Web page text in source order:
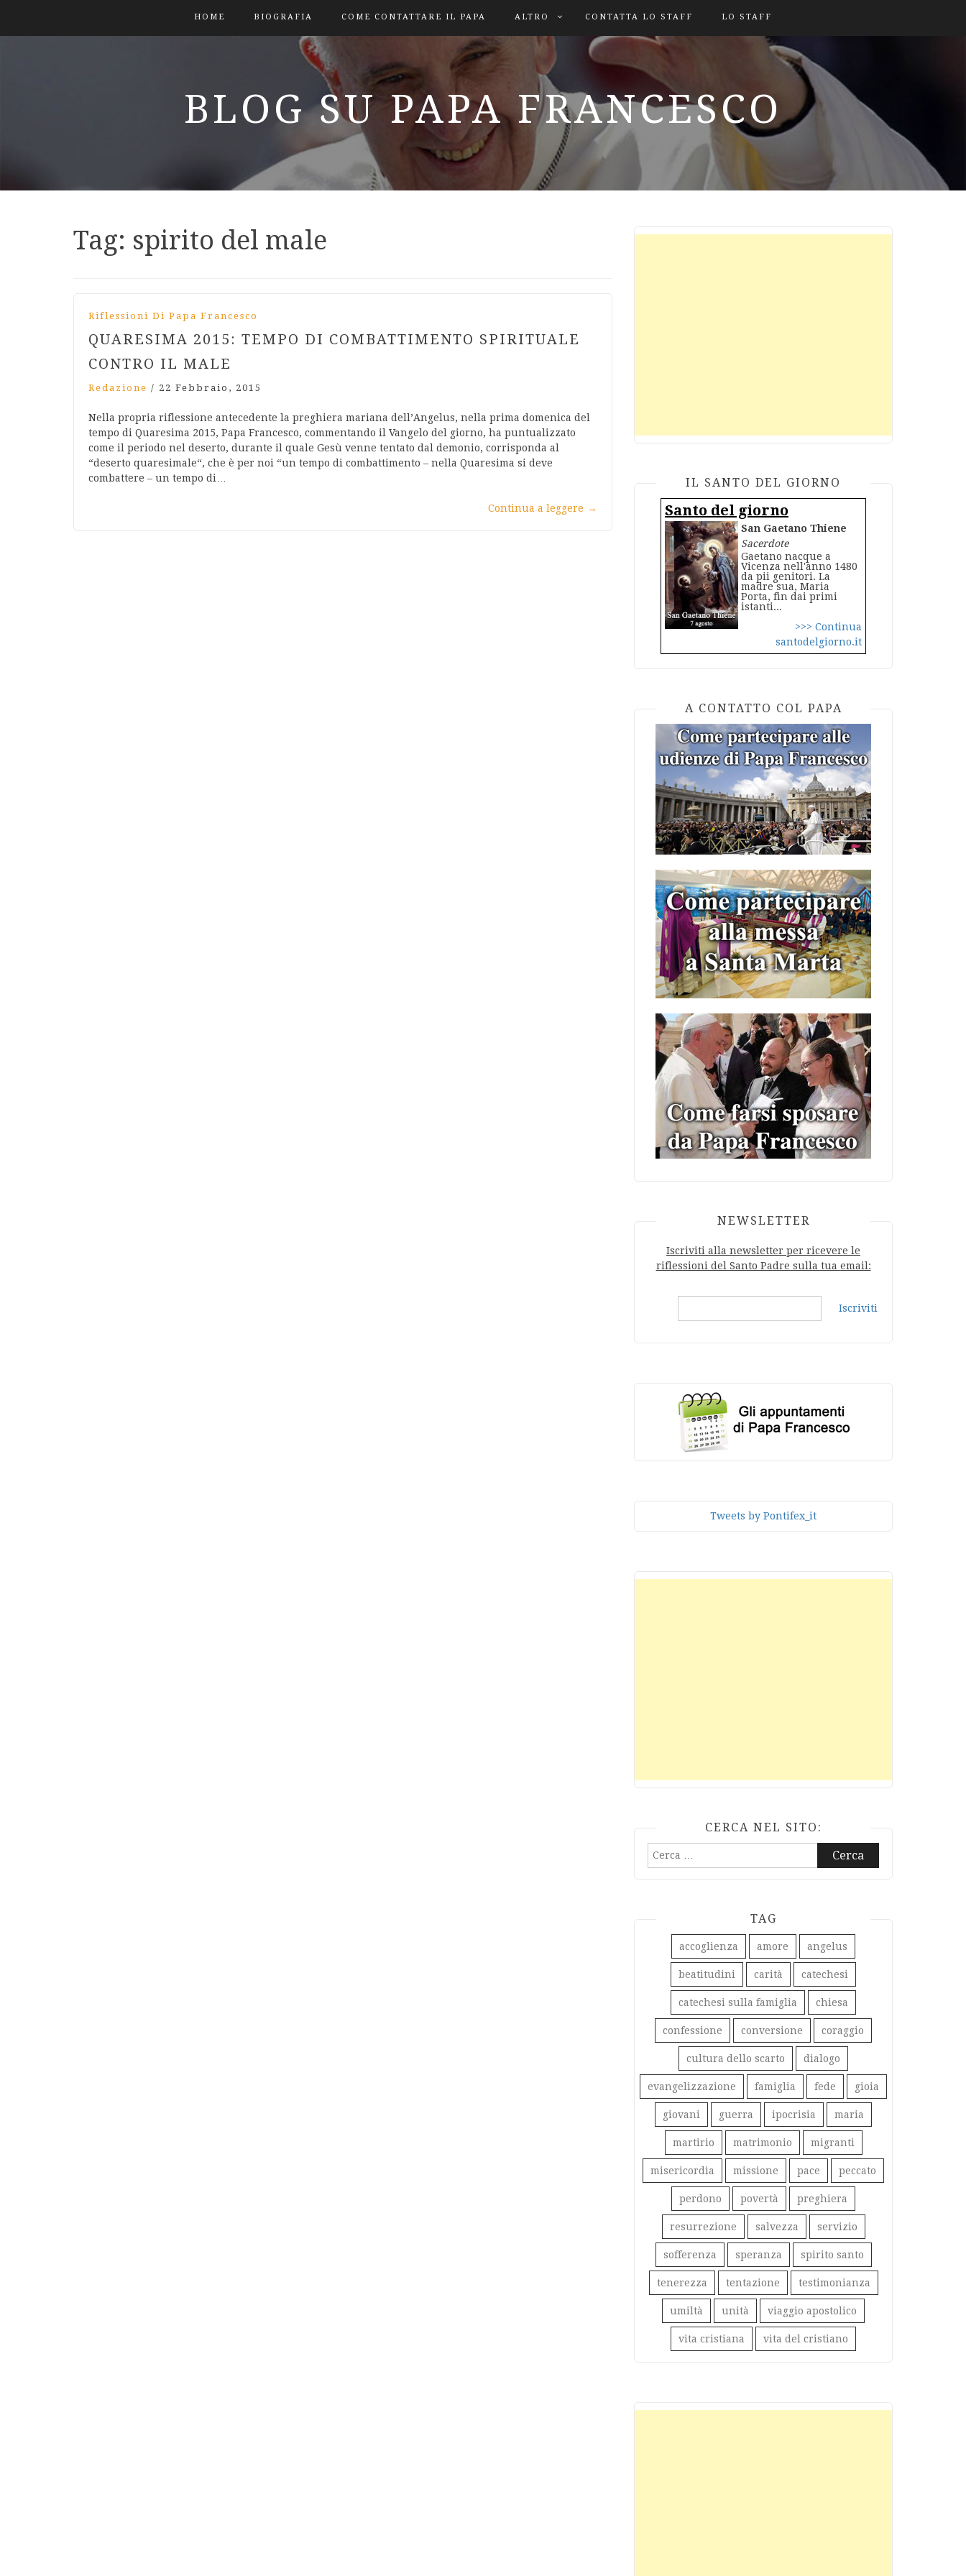
HOME BIOGRAFIA COME CONTATTARE IL PAPA ALTRO CONTATTA LO STAFF LO STAFF
BLOG SU PAPA FRANCESCO
Tag: spirito del male
Riflessioni Di Papa Francesco
QUARESIMA 2015: TEMPO DI COMBATTIMENTO SPIRITUALE
CONTRO IL MALE
Redazione / 22 Febbraio, 2015
Nella propria riflessione antecedente la preghiera mariana dell’Angelus, nella prima domenica del
tempo di Quaresima 2015, Papa Francesco, commentando il Vangelo del giorno, ha puntualizzato
come il periodo nel deserto, durante il quale Gesù venne tentato dal demonio, corrisponda al
“deserto quaresimale“, che è per noi “un tempo di combattimento – nella Quaresima si deve
combattere – un tempo di…
Continua a leggere →
IL SANTO DEL GIORNO
Santo del giorno
San Gaetano Thiene
Sacerdote
Gaetano nacque a
Vicenza nell'anno 1480
da pii genitori. La
madre sua, Maria
Porta, fin dai primi
istanti...
>>> Continua
santodelgiorno.it
A CONTATTO COL PAPA
NEWSLETTER
Iscriviti alla newsletter per ricevere le
riflessioni del Santo Padre sulla tua email:
Iscriviti
Tweets by Pontifex_it
CERCA NEL SITO:
Ricerca
TAG
accoglienza amore angelus
beatitudini carità catechesi
catechesi sulla famiglia chiesa
confessione conversione coraggio
cultura dello scarto dialogo
evangelizzazione famiglia fede gioia
giovani guerra ipocrisia maria
martirio matrimonio migranti
misericordia missione pace peccato
perdono povertà preghiera
resurrezione salvezza servizio
sofferenza speranza spirito santo
tenerezza tentazione testimonianza
umiltà unità viaggio apostolico
vita cristiana vita del cristiano